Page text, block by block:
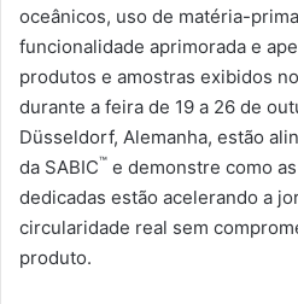
oceânicos, uso de matéria-
funcionalidade aprimorada e
produtos e amostras exibidos
durante a feira de 19 a 26 de
Düsseldorf, Alemanha, estão
da SABIC™ e demonstre como
dedicadas estão acelerando a
circularidade real sem
produto.